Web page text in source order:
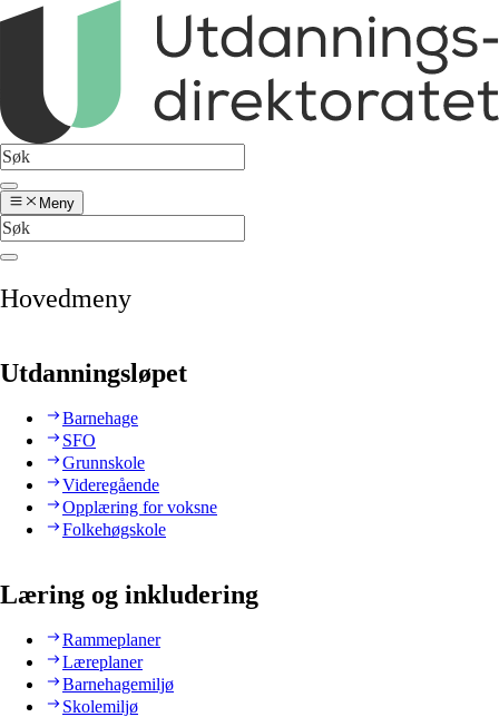
Meny
Hovedmeny
Utdanningsløpet
Barnehage
SFO
Grunnskole
Videregående
Opplæring for voksne
Folkehøgskole
Læring og inkludering
Rammeplaner
Læreplaner
Barnehagemiljø
Skolemiljø